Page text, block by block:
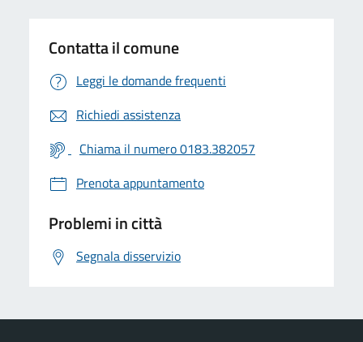
Contatta il comune
Leggi le domande frequenti
Richiedi assistenza
Chiama il numero 0183.382057
Prenota appuntamento
Problemi in città
Segnala disservizio